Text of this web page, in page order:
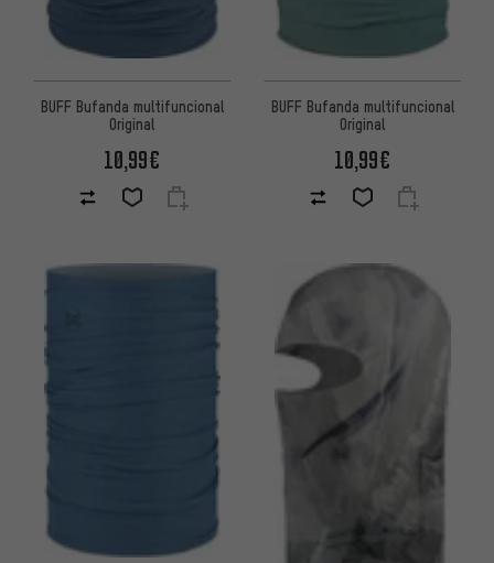
BUFF Bufanda multifuncional
Original
10,99€
BUFF Bufanda multifuncional
Original
10,99€